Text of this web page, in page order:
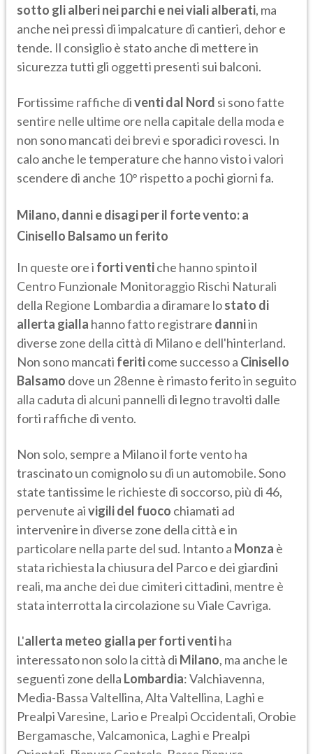
sotto gli alberi nei parchi e nei viali alberati, ma
anche nei pressi di impalcature di cantieri, dehor e
tende. Il consiglio è stato anche di mettere in
sicurezza tutti gli oggetti presenti sui balconi.
Fortissime raffiche diventi dal Nord si sono fatte
sentire nelle ultime ore nella capitale della moda e
non sono mancati dei brevi e sporadici rovesci. In
calo anche le temperature che hanno visto i valori
scendere di anche 10° rispetto a pochi giorni fa.
Milano, danni e disagi per il forte vento: a
Cinisello Balsamo un ferito
In queste ore i forti ventiche hanno spinto il
Centro Funzionale Monitoraggio Rischi Naturali
della Regione Lombardia a diramare lostato di
allerta gialla hanno fatto registrare danniin
diverse zone della città di Milano e dell'hinterland.
Non sono mancati feriticome successo a Cinisello
Balsamo dove un 28enne è rimasto ferito in seguito
alla caduta di alcuni pannelli di legno travolti dalle
forti raffiche di vento.
Non solo, sempre a Milano il forte vento ha
trascinato un comignolo su di un automobile. Sono
state tantissime le richieste di soccorso, più di 46,
pervenute aivigili del fuoco chiamati ad
intervenire in diverse zone della città e in
particolare nella parte del sud. Intanto a Monza è
stata richiesta la chiusura del Parco e dei giardini
reali, ma anche dei due cimiteri cittadini, mentre è
stata interrotta la circolazione su Viale Cavriga.
L'allerta meteo gialla per forti ventiha
interessato non solo la città di Milano, ma anche le
seguenti zone della Lombardia: Valchiavenna,
Media-Bassa Valtellina, Alta Valtellina, Laghi e
Prealpi Varesine, Lario e Prealpi Occidentali, Orobie
Bergamasche, Valcamonica, Laghi e Prealpi